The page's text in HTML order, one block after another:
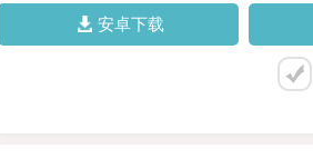
安卓下载